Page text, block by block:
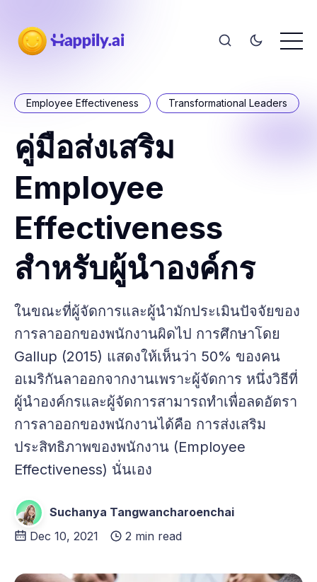
Employee Effectiveness Transformational Leaders
คู่มือส่งเสริม
Employee
Effectiveness
สำหรับผู้นำองค์กร
ในขณะที่ผู้จัดการและผู้นำมักประเมินปัจจัยของ
การลาออกของพนักงานผิดไป การศึกษาโดย
Gallup (2015) แสดงให้เห็นว่า 50% ของคน
อเมริกันลาออกจากงานเพราะผู้จัดการ หนึ่งวิธีที่
ผู้นำองค์กรและผู้จัดการสามารถทำเพื่อลดอัตรา
การลาออกของพนักงานได้คือ การส่งเสริม
ประสิทธิภาพของพนักงาน (Employee
Effectiveness) นั่นเอง
Suchanya Tangwancharoenchai
Dec 10, 2021
2 min read